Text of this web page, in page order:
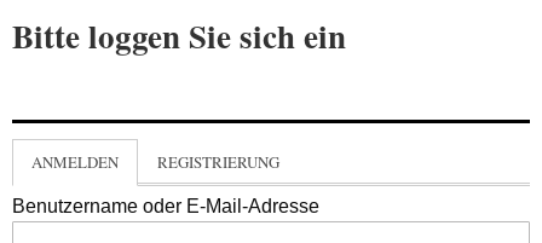
Bitte loggen Sie sich ein
ANMELDEN REGISTRIERUNG
Benutzername oder E-Mail-Adresse